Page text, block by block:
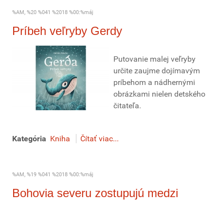
%AM, %20 %041 %2018 %00:%máj
Príbeh veľryby Gerdy
Putovanie malej veľryby
určite zaujme dojímavým
príbehom a nádhernými
obrázkami nielen detského
čitateľa.
Kategória Kniha Čítať viac...
%AM, %19 %041 %2018 %00:%máj
Bohovia severu zostupujú medzi